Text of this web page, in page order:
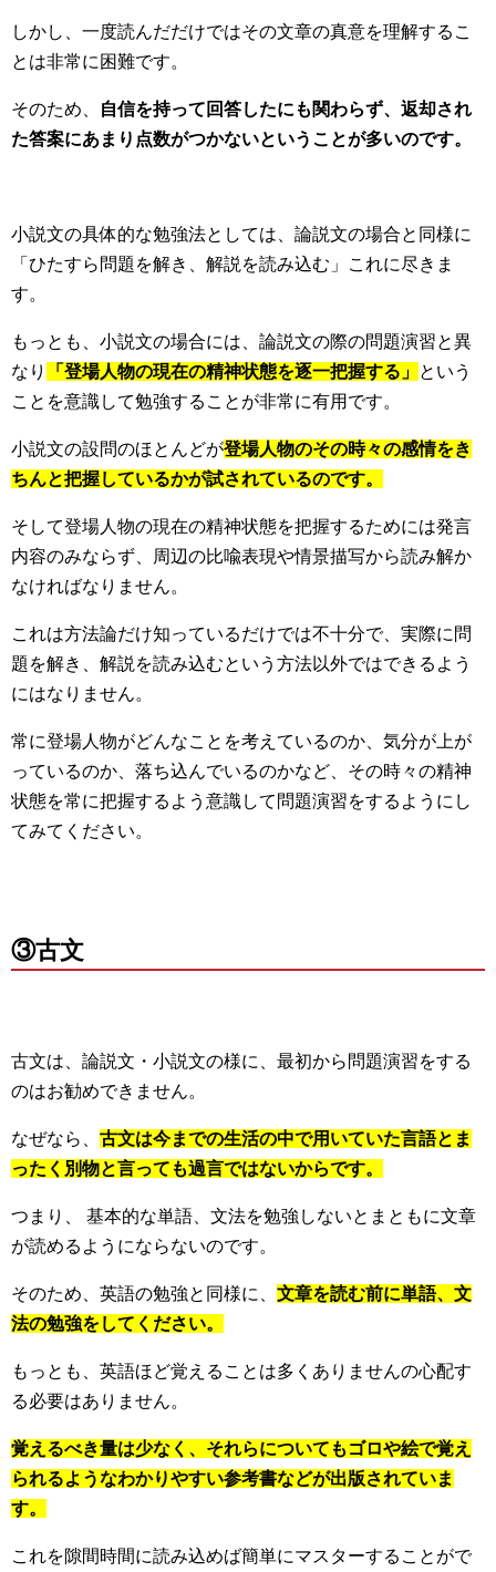
しかし、一度読んだだけではその文章の真意を理解するこ
とは非常に困難です。
そのため、
自信を持って回答したにも関わらず、返却され
た答案にあまり点数がつかないということが多いのです。
小説文の具体的な勉強法としては、論説文の場合と同様に
「ひたすら問題を解き、解説を読み込む」これに尽きま
す。
もっとも、小説文の場合には、論説文の際の問題演習と異
なり
「登場人物の現在の精神状態を逐一把握する」 という
ことを意識して勉強することが非常に有用です。
小説文の設問のほとんどが登場人物のその時々の感情をき
ちんと把握しているかが試されているのです。
そして登場人物の現在の精神状態を把握するためには発言
内容のみならず、周辺の比喩表現や情景描写から読み解か
なければなりません。
これは方法論だけ知っているだけでは不十分で、実際に問
題を解き、解説を読み込むという方法以外ではできるよう
にはなりません。
常に登場人物がどんなことを考えているのか、気分が上が
っているのか、落ち込んでいるのかなど、その時々の精神
状態を常に把握するよう意識して問題演習をするようにし
てみてください。
③古文
古文は、論説文・小説文の様に、最初から問題演習をする
のはお勧めできません。
なぜなら、 古文は今までの生活の中で用いていた言語とま
ったく別物と言っても過言ではないからです。
つまり、 基本的な単語、文法を勉強しないとまともに文章
が読めるようにならないのです。
そのため、英語の勉強と同様に、 文章を読む前に単語、文
法の勉強をしてください。
もっとも、英語ほど覚えることは多くありませんの心配す
る必要はありません。
覚えるべき量は少なく、それらについてもゴロや絵で覚え
られるようなわかりやすい参考書などが出版されていま
す。
これを隙間時間に読み込めば簡単にマスターすることがで